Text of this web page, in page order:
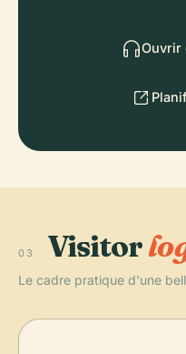
Ouvrir
03 Visitor
Le cadre pratique d'une